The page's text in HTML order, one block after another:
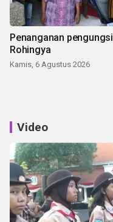
Penanganan pengungsi
Rohingya
Kamis, 6 Agustus 2026
Video